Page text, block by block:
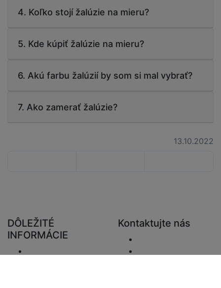
4. Koľko stojí žalúzie na mieru?
5. Kde kúpiť žalúzie na mieru?
6. Akú farbu žalúzií by som si mal vybrať?
7. Ako zamerať žalúzie?
13.10.2022
DÔLEŽITÉ
INFORMÁCIE
Kontaktujte nás